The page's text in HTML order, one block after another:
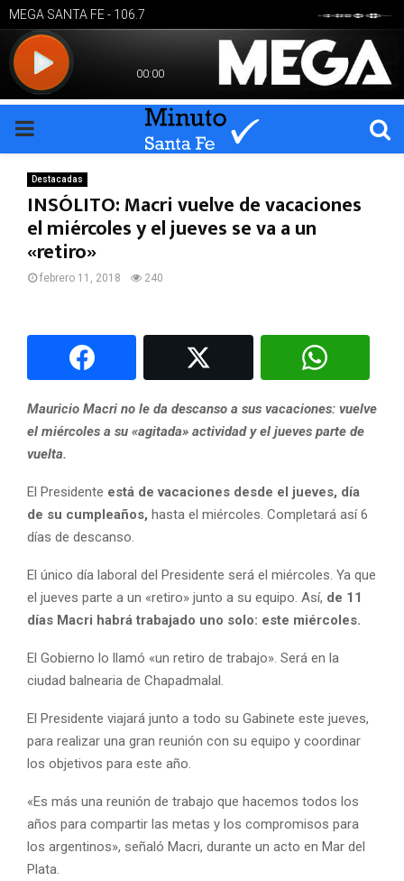
PRIMARY
MENU
Destacadas
INSÓLITO: Macri vuelve de vacaciones
el miércoles y el jueves se va a un
«retiro»
febrero 11, 2018 240
Mauricio Macri no le da descanso a sus vacaciones: vuelve
el miércoles a su «agitada» actividad y el jueves parte de
vuelta.
El Presidente está de vacaciones desde el jueves, día
de su cumpleaños, hasta el miércoles. Completará así 6
días de descanso.
El único día laboral del Presidente será el miércoles. Ya que
el jueves parte a un «retiro» junto a su equipo. Así, de 11
días Macri habrá trabajado uno solo: este miércoles.
El Gobierno lo llamó «un retiro de trabajo». Será en la
ciudad balnearia de Chapadmalal.
El Presidente viajará junto a todo su Gabinete este jueves,
para realizar una gran reunión con su equipo y coordinar
los objetivos para este año.
«Es más una reunión de trabajo que hacemos todos los
años para compartir las metas y los compromisos para
los argentinos», señaló Macri, durante un acto en Mar del
Plata.